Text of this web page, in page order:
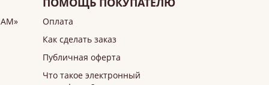
Оплата
Как сделать заказ
Публичная оферта
Что такое электронный